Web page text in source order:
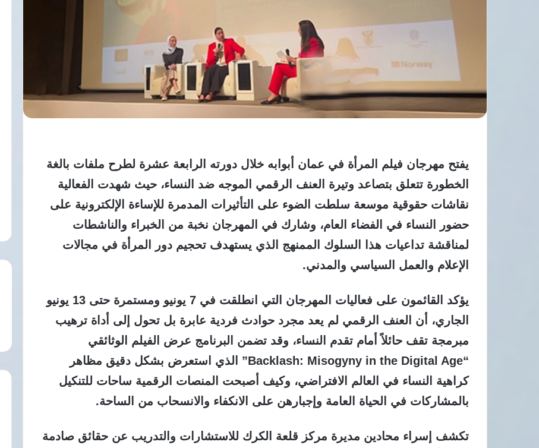
يفتح مهرجان فيلم المرأة في عمان أبوابه خلال دورته الرابعة عشرة لطرح ملفات بالغة
الخطورة تتعلق بتصاعد وتيرة العنف الرقمي الموجه ضد النساء، حيث شهدت الفعالية
نقاشات حقوقية موسعة سلطت الضوء على التأثيرات المدمرة للإساءة الإلكترونية على
حضور النساء في الفضاء العام، وشارك في المهرجان نخبة من الخبراء والناشطات
لمناقشة تداعيات هذا السلوك الممنهج الذي يستهدف تحجيم دور المرأة في مجالات
الإعلام والعمل السياسي والمدني.
يؤكد القائمون على فعاليات المهرجان التي انطلقت في 7 يونيو ومستمرة حتى 13 يونيو
الجاري، أن العنف الرقمي لم يعد مجرد حوادث فردية عابرة بل تحول إلى أداة ترهيب
مبرمجة تقف حائلاً أمام تقدم النساء، وقد تضمن البرنامج عرض الفيلم الوثائقي
“Backlash: Misogyny in the Digital Age” الذي استعرض بشكل دقيق مظاهر
كراهية النساء في العالم الافتراضي، وكيف أصبحت المنصات الرقمية ساحات للتنكيل
بالمشاركات في الحياة العامة وإجبارهن على الانكفاء والانسحاب من الساحة.
تكشف إسراء محادين مديرة مركز قلعة الكرك للاستشارات والتدريب عن حقائق صادمة